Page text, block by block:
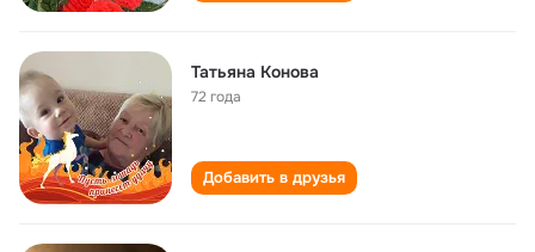
Татьяна Конова
72 года
Добавить в друзья